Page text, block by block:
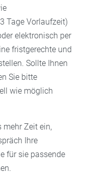
Tage Vorlaufzeit)
elektronisch per
fristgerechte und
Sollte Ihnen
Sie bitte
wie möglich
mehr Zeit ein,
Ihre
für sie passende